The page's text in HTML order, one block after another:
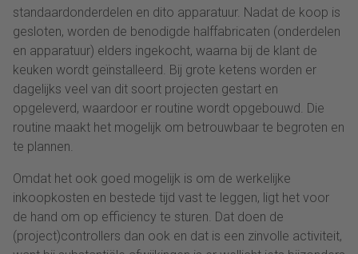
standaardonderdelen en dito apparatuur. Nadat de koop is
gesloten, worden de benodigde halffabricaten (onderdelen
en apparatuur) elders ingekocht, waarna bij de klant de
keuken wordt geïnstalleerd. Bij grote ketens worden er
dagelijks veel van dit soort projecten gestart en
opgeleverd, waardoor er routine wordt opgebouwd. Die
routine maakt het mogelijk om betrouwbaar te begroten en
te plannen.
Omdat het ook goed mogelijk is om de werkelijke
inkoopkosten en bestede tijd vast te leggen, ligt het voor
de hand om op efficiency te sturen. Dat doen de
(project)controllers dan ook en dat is een zinvolle activiteit,